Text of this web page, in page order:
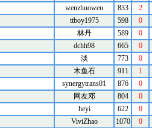
wenzhuowen 833 2
ttboy1975 598 0
林丹 589 0
dchh98 665 0
淡 773 0
木鱼石 911 1
synergytrans01 876 0
网友邓 804 0
heyi 622 0
ViviZhao 1070 0